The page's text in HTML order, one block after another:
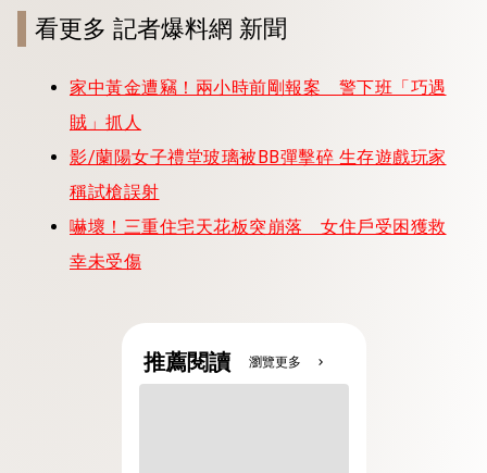
看更多 記者爆料網 新聞
家中黃金遭竊！兩小時前剛報案 警下班「巧遇
賊」抓人
影/蘭陽女子禮堂玻璃被BB彈擊碎 生存遊戲玩家
稱試槍誤射
嚇壞！三重住宅天花板突崩落 女住戶受困獲救
幸未受傷
推薦閱讀 瀏覽更多 chevron_right